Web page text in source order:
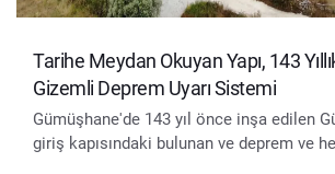
Tarihe Meydan Okuyan Yapı, 143
Gizemli Deprem Uyarı Sistemi
Gümüşhane'de 143 yıl önce inşa edilen
giriş kapısındaki bulunan ve deprem ve